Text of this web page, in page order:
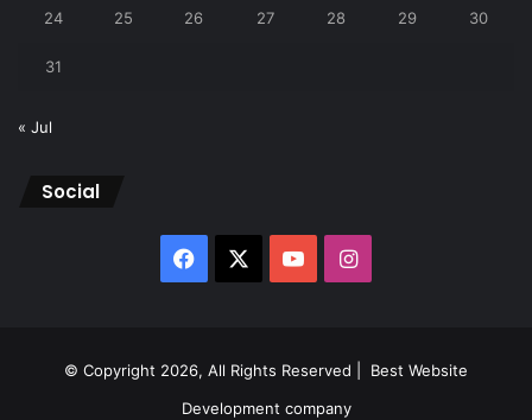
24 25 26 27 28 29 30
31
« Jul
Social
Facebook YouTubeInstagram
© Copyright 2026, All Rights Reserved | Best Website
Development company